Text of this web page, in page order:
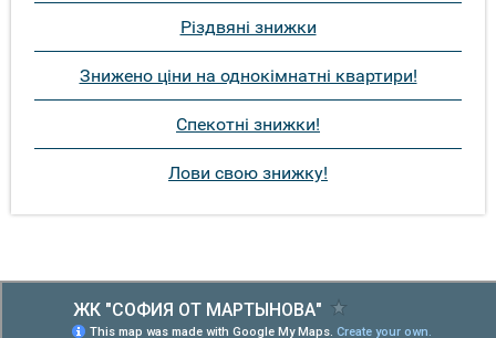
Різдвяні знижки
Знижено ціни на однокімнатні квартири!
Спекотні знижки!
Лови свою знижку!